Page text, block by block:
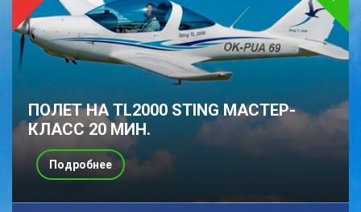
ПОЛЕТ НА TL2000 STING МАСТЕР-
КЛАСС 20 МИН.
Подробнее